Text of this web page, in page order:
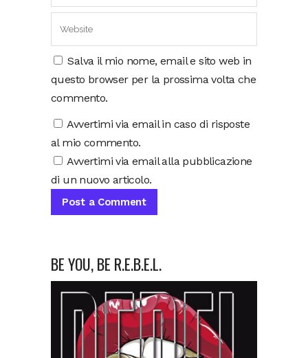
Salva il mio nome, email e sito web in
questo browser per la prossima volta che
commento.
Avvertimi via email in caso di risposte
al mio commento.
Avvertimi via email alla pubblicazione
di un nuovo articolo.
BE YOU, BE R.E.B.E.L.